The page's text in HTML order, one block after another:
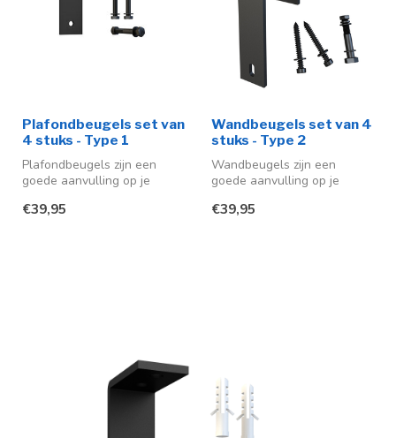
Plafondbeugels set van
4 stuks - Type 1
Plafondbeugels zijn een
goede aanvulling op je
beugels zij...
€39,95
Wandbeugels set van 4
stuks - Type 2
Wandbeugels zijn een
goede aanvulling op je
beugels zijn g...
€39,95